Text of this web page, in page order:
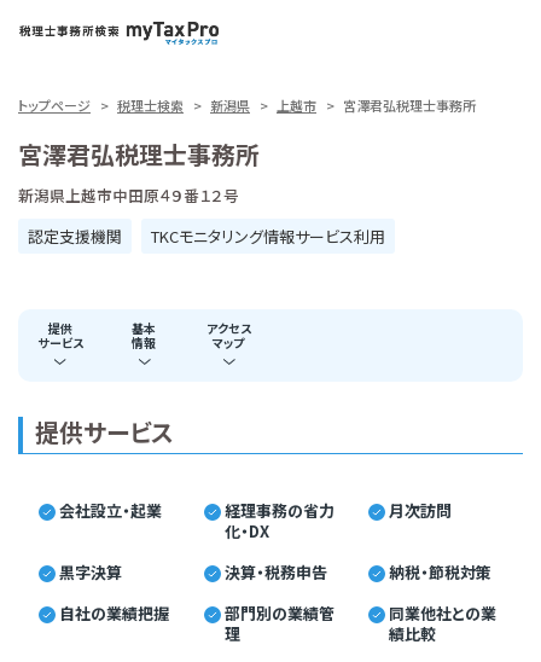
トップページ 税理士検索 新潟県 上越市 宮澤君弘税理士事務所
宮澤君弘税理士事務所
新潟県上越市中田原４９番１２号
認定支援機関
TKCモニタリング情報サービス利用
提供
サービス
基本
情報
アクセス
マップ
提供サービス
会社設立・起業
経理事務の省力
化・DX
月次訪問
黒字決算 決算・税務申告
納税・節税対策
自社の業績把握
部門別の業績管
理
同業他社との業
績比較